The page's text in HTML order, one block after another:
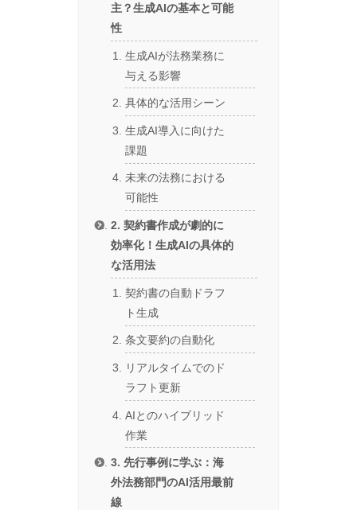
主？生成AIの基本と可能
性
生成AIが法務業務に
与える影響
具体的な活用シーン
生成AI導入に向けた
課題
未来の法務における
可能性
2. 契約書作成が劇的に
効率化！生成AIの具体的
な活用法
契約書の自動ドラフ
ト生成
条文要約の自動化
リアルタイムでのド
ラフト更新
AIとのハイブリッド
作業
3. 先行事例に学ぶ：海
外法務部門のAI活用最前
線